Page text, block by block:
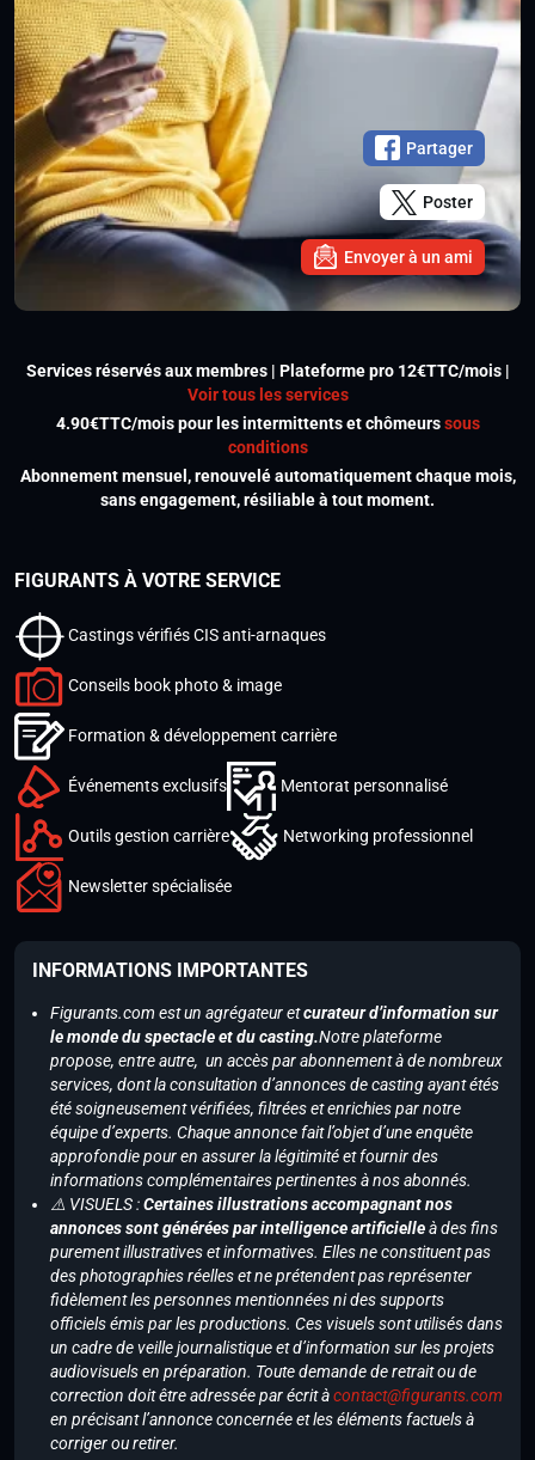
Partager
Poster
Envoyer à un ami
Services réservés aux membres | Plateforme pro 12€TTC/mois |
Voir tous les services
4.90€TTC/mois pour les intermittents et chômeurssous
conditions
Abonnement mensuel, renouvelé automatiquement chaque mois,
sans engagement, résiliable à tout moment.
FIGURANTS À VOTRE SERVICE
Castings vérifiés CIS anti-arnaques
Conseils book photo & image
Formation & développement carrière
Événements exclusifs Mentorat personnalisé
Outils gestion carrière Networking professionnel
Newsletter spécialisée
INFORMATIONS IMPORTANTES
Figurants.com est un agrégateur etcurateur d’information sur
le monde du spectacle et du casting.Notre plateforme
propose, entre autre, un accès par abonnement à de nombreux
services, dont la consultation d’annonces de casting ayant étés
été soigneusement vérifiées, filtrées et enrichies par notre
équipe d’experts. Chaque annonce fait l’objet d’une enquête
approfondie pour en assurer la légitimité et fournir des
informations complémentaires pertinentes à nos abonnés.
⚠️ VISUELS :Certaines illustrations accompagnant nos
annonces sont générées par intelligence artificielleà des fins
purement illustratives et informatives. Elles ne constituent pas
des photographies réelles et ne prétendent pas représenter
fidèlement les personnes mentionnées ni des supports
officiels émis par les productions. Ces visuels sont utilisés dans
un cadre de veille journalistique et d’information sur les projets
audiovisuels en préparation. Toute demande de retrait ou de
correction doit être adressée par écrit àcontact@figurants.com
en précisant l’annonce concernée et les éléments factuels à
corriger ou retirer.